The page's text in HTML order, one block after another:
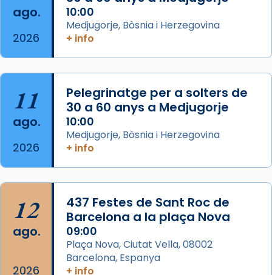
Aquest dilluns, 27 de juliol, ha tingut lloc la
missa d’acció de gràcies en agraïment al
comitè organitzador de la visita apostòlica
del Sant Pare Lleó XIV a Barcelona, i als
col·laboradors, a la Catedral de Barcelona.
L’arquebisbe de Barcelona, el cardenal Joan
Josep Omella, ha presidit la missa i l’ha
concelebrat el bisbe auxiliar de Barcelona,
Mons. David Abadías.
📸 Dr. G. Simón
Foto
View on Facebook · Share
Arquebisbat de Barcelona
2 weeks ago
Memòria de les santes Juliana i
ago.
2026
10:00
Medjugorje, Bòsnia i Herzegovina
+ info
11
ago.
2026
Pelegrinatge per a solters de
30 a 60 anys a Medjugorje
10:00
Medjugorje, Bòsnia i Herzegovina
+ info
12
ago.
2026
437 Festes de Sant Roc de
Barcelona a la plaça Nova
09:00
Plaça Nova, Ciutat Vella, 08002
Barcelona, Espanya
+ info